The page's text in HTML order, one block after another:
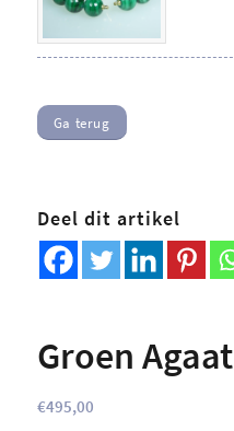
Ga terug
Deel dit artikel
Groen
€495,00